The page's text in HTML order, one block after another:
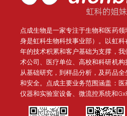
点成生物是一家专注于生物和医药
身是虹科生物科技事业部）。
以虹科
年的技术积累和客户基础为支撑，
术公司、医疗单位、高校和科研机
从基础研究，到样品分析，及药品
和安全。点成主要业务范围涵盖：
仪器和实验室设备、微流控系统和